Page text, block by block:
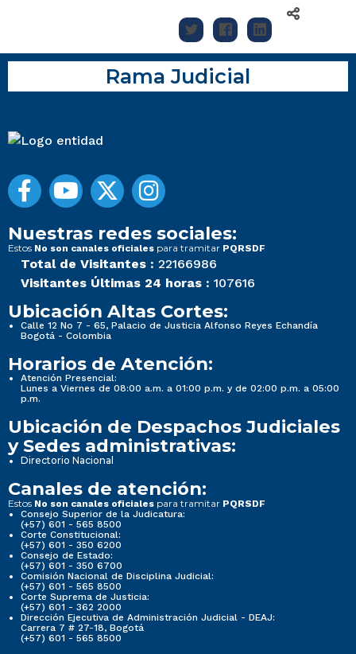
Rama Judicial
Nuestras redes sociales:
Estos No son canales oficiales para tramitar PQRSDF
Total de Visitantes : 22166986
Visitantes Últimas 24 horas : 107616
Ubicación Altas Cortes:
Calle 12 No 7 - 65, Palacio de Justicia Alfonso Reyes Echandía
Bogotá - Colombia
Horarios de Atención:
Atención Presencial:
Lunes a Viernes de 08:00 a.m. a 01:00 p.m. y de 02:00 p.m. a 05:00
p.m.
Ubicación de Despachos Judiciales
y Sedes administrativas:
Directorio Nacional
Canales de atención:
Estos No son canales oficiales para tramitar PQRSDF
Consejo Superior de la Judicatura:
(+57) 601 - 565 8500
Corte Constitucional:
(+57) 601 - 350 6200
Consejo de Estado:
(+57) 601 - 350 6700
Comisión Nacional de Disciplina Judicial:
(+57) 601 - 565 8500
Corte Suprema de Justicia:
(+57) 601 - 362 2000
Dirección Ejecutiva de Administración Judicial - DEAJ:
Carrera 7 # 27-18, Bogotá
(+57) 601 - 565 8500